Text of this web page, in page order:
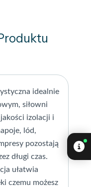
idealnie
siłowni
izolacji i
lód,
pozostają
długi czas.
ułatwia
czemu możesz